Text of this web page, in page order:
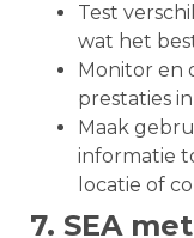
Test
wat het
Monitor en
prestaties
Maak
informatie
locatie of
7. SEA